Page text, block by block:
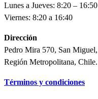
Lunes a Jueves: 8:20 – 16:50
Viernes: 8:20 a 16:40
Dirección
Pedro Mira 570, San Miguel,
Región Metropolitana, Chile.
Términos y condiciones